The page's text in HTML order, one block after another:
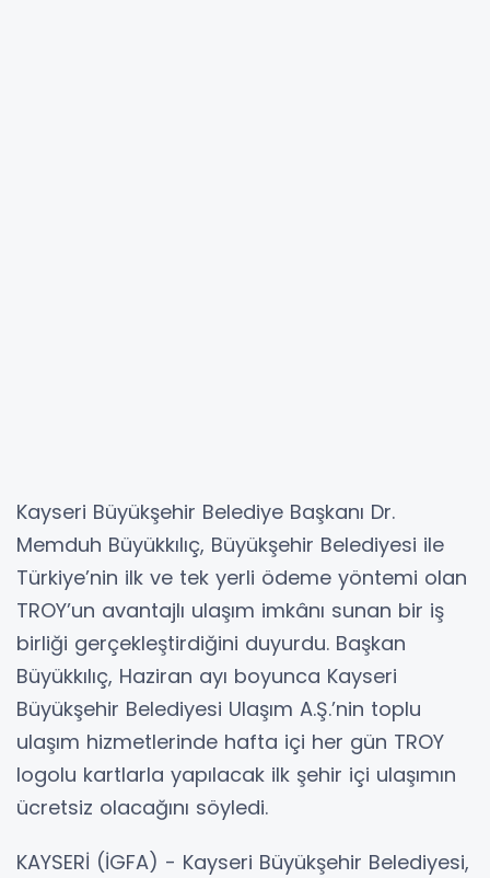
Kayseri Büyükşehir Belediye Başkanı Dr.
Memduh Büyükkılıç, Büyükşehir Belediyesi ile
Türkiye’nin ilk ve tek yerli ödeme yöntemi olan
TROY’un avantajlı ulaşım imkânı sunan bir iş
birliği gerçekleştirdiğini duyurdu. Başkan
Büyükkılıç, Haziran ayı boyunca Kayseri
Büyükşehir Belediyesi Ulaşım A.Ş.’nin toplu
ulaşım hizmetlerinde hafta içi her gün TROY
logolu kartlarla yapılacak ilk şehir içi ulaşımın
ücretsiz olacağını söyledi.
KAYSERİ (İGFA) - Kayseri Büyükşehir Belediyesi,